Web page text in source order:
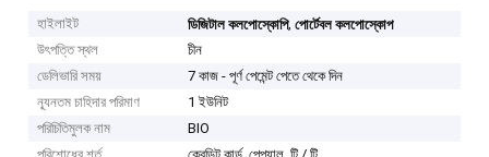
হাইলাইট ডিজিটাল কলপোস্কোপি,পোর্টেবল কলপোস্কোপ
উৎপত্তি স্থল
চীন
ডেলিভারি সময়
7 কাজ - পূর্ণ পেমেন্ট পেতে থেকে দিন
ন্যূনতম চাহিদার পরিমাণ
1 ইউনিট
পরিচিতিমুলক নাম
BIO